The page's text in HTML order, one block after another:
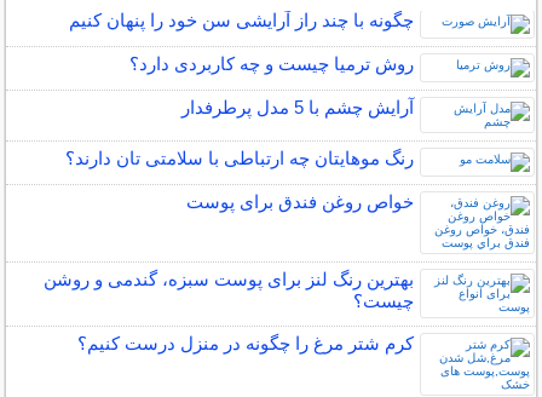
چگونه با چند راز آرایشی سن خود را پنهان کنیم
روش ترمیا چیست و چه کاربردی دارد؟
آرایش چشم با 5 مدل پرطرفدار
رنگ موهایتان چه ارتباطی با سلامتی تان دارند؟
خواص روغن فندق برای پوست
بهترین رنگ لنز برای پوست سبزه، گندمی و روشن
چیست؟
کرم شتر مرغ را چگونه در منزل درست کنیم؟